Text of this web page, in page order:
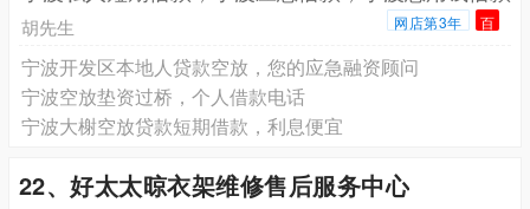
胡先生 网店第3年 百
宁波开发区本地人贷款空放，您的应急融资顾问
宁波空放垫资过桥，个人借款电话
宁波大榭空放贷款短期借款，利息便宜
22、好太太晾衣架维修售后服务中心